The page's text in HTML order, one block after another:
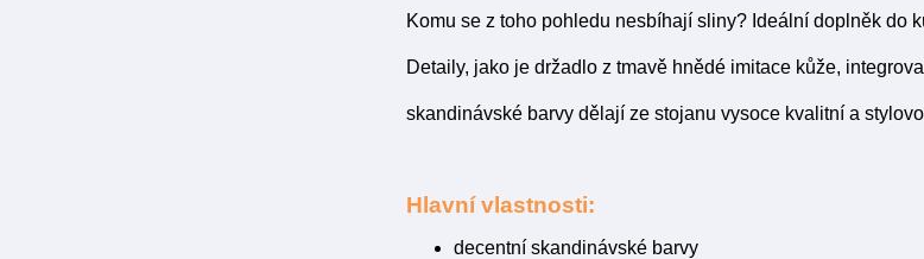
Komu se z toho pohledu nesbíhají sliny? Ideální doplněk do
Detaily, jako je držadlo z tmavě hnědé imitace kůže,
skandinávské barvy dělají ze stojanu vysoce kvalitní a
Hlavní vlastnosti:
decentní skandinávské barvy